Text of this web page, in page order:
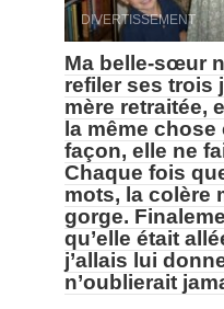
DIVERTISSEMENT
Ma belle-sœur
refiler ses trois
mère retraitée,
la même
façon, elle ne
Chaque fois
mots, la colère
gorge.
qu’elle était
j’allais lui
n’oublierait